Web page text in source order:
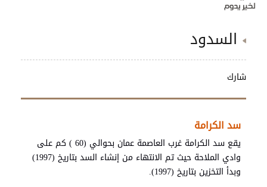
السدود
شارك
سد الكرامة
يقع سد الكرامة غرب العاصمة عمان بحوالي (60 ) كم على
وادي الملاحة حيث تم الانتهاء من إنشاء السد بتاريخ (1997)
وبدأ التخزين بتاريخ (1997).